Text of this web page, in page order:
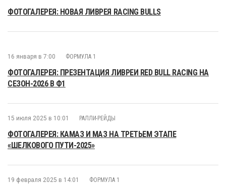
ФОТОГАЛЕРЕЯ: НОВАЯ ЛИВРЕЯ RACING BULLS
16 января в 7:00 ФОРМУЛА 1
ФОТОГАЛЕРЕЯ: ПРЕЗЕНТАЦИЯ ЛИВРЕИ RED BULL RACING НА
СЕЗОН-2026 В Ф1
15 июля 2025 в 10:01 РАЛЛИ-РЕЙДЫ
ФОТОГАЛЕРЕЯ: КАМАЗ И МАЗ НА ТРЕТЬЕМ ЭТАПЕ
«ШЕЛКОВОГО ПУТИ-2025»
19 февраля 2025 в 14:01 ФОРМУЛА 1